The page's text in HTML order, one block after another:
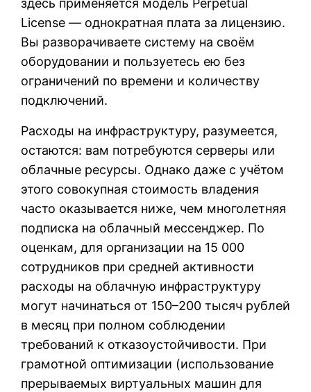
здесь применяется модель Perpetual
License — однократная плата за лицензию.
Вы разворачиваете систему на своём
оборудовании и пользуетесь ею без
ограничений по времени и количеству
подключений.
Расходы на инфраструктуру, разумеется,
остаются: вам потребуются серверы или
облачные ресурсы. Однако даже с учётом
этого совокупная стоимость владения
часто оказывается ниже, чем многолетняя
подписка на облачный мессенджер. По
оценкам, для организации на 15 000
сотрудников при средней активности
расходы на облачную инфраструктуру
могут начинаться от 150–200 тысяч рублей
в месяц при полном соблюдении
требований к отказоустойчивости. При
грамотной оптимизации (использование
прерываемых виртуальных машин для